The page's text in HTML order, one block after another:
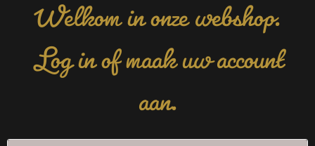
Log in of maak uw account
aan.